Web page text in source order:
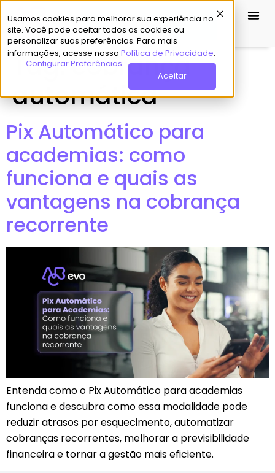
Usamos cookies para melhorar sua experiência no
site. Você pode aceitar todos os cookies ou
personalizar suas preferências. Para mais
informações, acesse nossa Política de Privacidade.
Configurar Preferências
Aceitar
Demo Grátis
Tag:cobrança
automática
Pix Automático para
academias: como
funciona e quais as
vantagens na cobrança
recorrente
Entenda como o Pix Automático para academias
funciona e descubra como essa modalidade pode
reduzir atrasos por esquecimento, automatizar
cobranças recorrentes, melhorar a previsibilidade
financeira e tornar a gestão mais eficiente.